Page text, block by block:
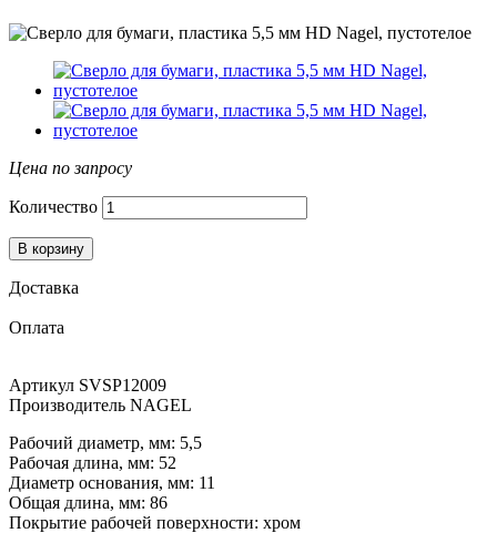
Цена по запросу
Количество
В корзину
Доставка
Оплата
Артикул SVSP12009
Производитель NAGEL
Рабочий диаметр, мм: 5,5
Рабочая длина, мм: 52
Диаметр основания, мм: 11
Общая длина, мм: 86
Покрытие рабочей поверхности: хром